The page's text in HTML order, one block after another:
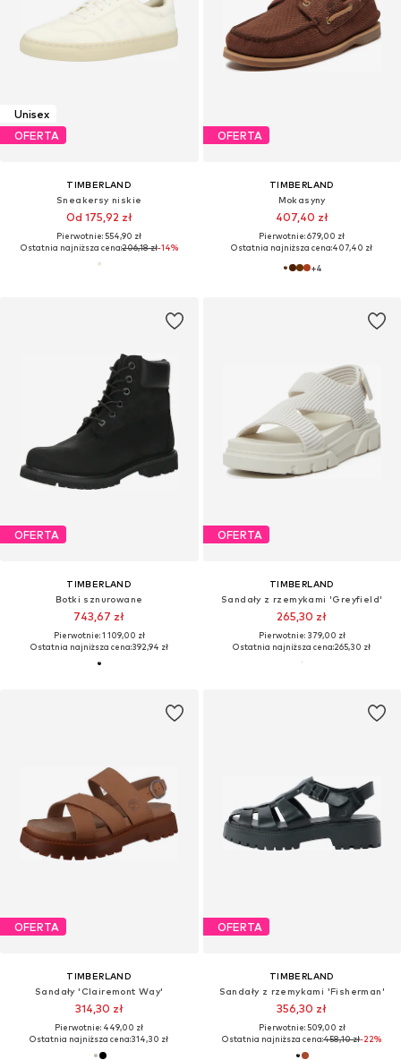
Unisex
OFERTA
TIMBERLAND
Sneakersy niskie
Od 175,92 zł
Pierwotnie: 554,90 zł
Ostatnia najniższa cena:206,18 zł-14%
OFERTA
TIMBERLAND
Mokasyny
407,40 zł
Pierwotnie: 679,00 zł
Ostatnia najniższa cena:407,40 zł
+4
OFERTA
TIMBERLAND
Botki sznurowane
743,67 zł
Pierwotnie: 1 109,00 zł
Ostatnia najniższa cena:392,94 zł
OFERTA
TIMBERLAND
Sandały z rzemykami 'Greyfield'
265,30 zł
Pierwotnie: 379,00 zł
Ostatnia najniższa cena:265,30 zł
OFERTA
TIMBERLAND
Sandały 'Clairemont Way'
314,30 zł
Pierwotnie: 449,00 zł
Ostatnia najniższa cena:314,30 zł
OFERTA
TIMBERLAND
Sandały z rzemykami 'Fisherman'
356,30 zł
Pierwotnie: 509,00 zł
Ostatnia najniższa cena:458,10 zł-22%